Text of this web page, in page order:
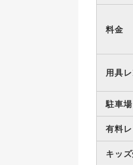
料金
用具
駐車場
有料
キッ